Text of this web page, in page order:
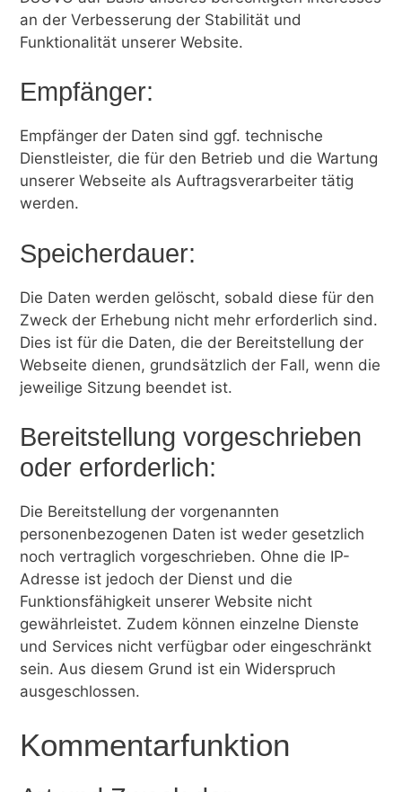
an der Verbesserung der Stabilität und
Funktionalität unserer Website.
Empfänger:
Empfänger der Daten sind ggf. technische
Dienstleister, die für den Betrieb und die Wartung
unserer Webseite als Auftragsverarbeiter tätig
werden.
Speicherdauer:
Die Daten werden gelöscht, sobald diese für den
Zweck der Erhebung nicht mehr erforderlich sind.
Dies ist für die Daten, die der Bereitstellung der
Webseite dienen, grundsätzlich der Fall, wenn die
jeweilige Sitzung beendet ist.
Bereitstellung vorgeschrieben
oder erforderlich:
Die Bereitstellung der vorgenannten
personenbezogenen Daten ist weder gesetzlich
noch vertraglich vorgeschrieben. Ohne die IP-
Adresse ist jedoch der Dienst und die
Funktionsfähigkeit unserer Website nicht
gewährleistet. Zudem können einzelne Dienste
und Services nicht verfügbar oder eingeschränkt
sein. Aus diesem Grund ist ein Widerspruch
ausgeschlossen.
Kommentarfunktion